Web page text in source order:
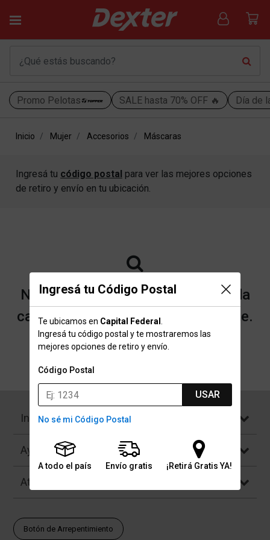
Promo Pelotas SALE hasta 70% OFF 🔥 Día de
Ingresá tu Código Postal
Te ubicamos en Capital Federal
Ingresá tu código postal y te mostraremos las
mejores opciones de retiro y envío.
Código Postal
USAR
No sé mi Código Postal
A todo el país Envío gratis ¡Retirá Gratis YA!
Inicio Mujer Accesorios Máscaras
Ingresá tu código postal para ver las mejores opciones
de retiro y envío en tu ubicación.
No encontramos resultados para la
categoría "Máscaras" que buscaste.
Institucional
Ayuda
Atención al Cliente
Botón de Arrepentimiento